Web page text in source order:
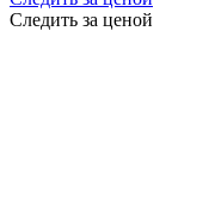
Следить за ценой